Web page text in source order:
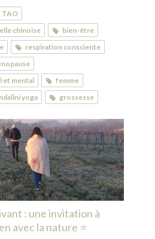
TAO
chinoise
bien-être
respiration consciente
et mental
femme
yoga grossesse
: une invitation à
avec la nature ⭐